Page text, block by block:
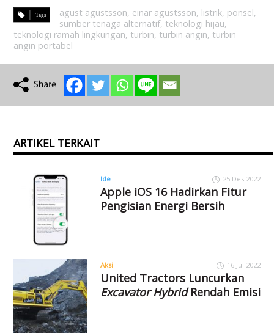
agust agustsson, einar agustsson, listrik, ponsel,
sumber tenaga alternatif, teknologi hijau,
teknologi ramah lingkungan, turbin, turbin angin, turbin
angin portabel
ARTIKEL TERKAIT
Ide 25 Des 2022
Apple iOS 16 Hadirkan Fitur
Pengisian Energi Bersih
Aksi 16 Jul 2022
United Tractors Luncurkan
Excavator HybridRendah Emisi